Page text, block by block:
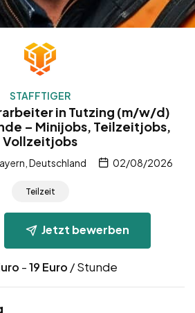
STAFFTIGER
in Tutzing (m/w/d)
– Minijobs, Teilzeitjobs,
Vollzeitjobs
Deutschland 02/08/2026
Teilzeit
Jetzt bewerben
-19 Euro / Stunde